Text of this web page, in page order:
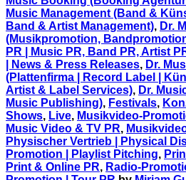
Music Management (Band &
Band & Artist Management), Dr.
(Musikpromotion,
PR | Music PR, Band PR, Artist
| News & Press Releases, Dr.
(Plattenfirma | Record Label |
Artist & Label Services), Dr.
Music Publishing), Festivals,
Shows, Live, Musikvideo-
Music Video & TV PR,
Physischer Vertrieb | Physical
Promotion | Playlist Pitching,
Print & Online PR, Radio-